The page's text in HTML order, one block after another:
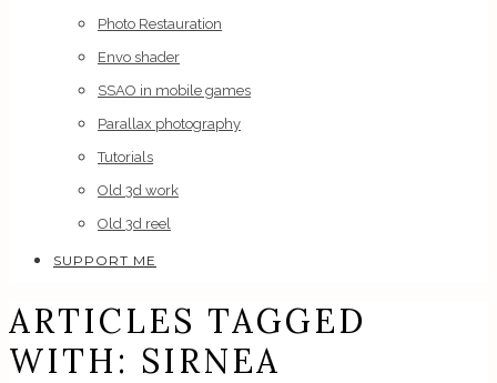
Photo Restauration
Envo shader
SSAO in mobile games
Parallax photography
Tutorials
Old 3d work
Old 3d reel
SUPPORT ME
ARTICLES TAGGED
WITH: SIRNEA